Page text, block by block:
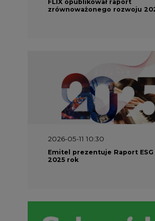
zrównoważonego rozwoju
2026-05-11 10:30
Emitel prezentuje Raport ESG
2025 rok